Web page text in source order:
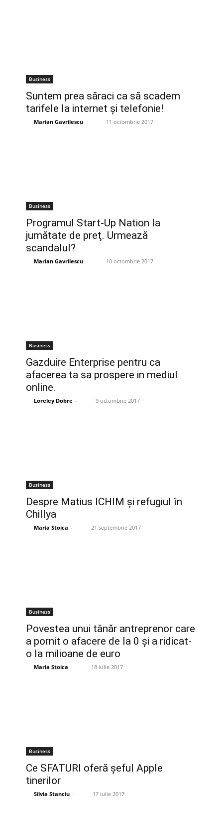
Business
Suntem prea săraci ca să scadem
tarifele la internet şi telefonie!
Marian Gavrilescu - 11 octombrie 2017
Business
Programul Start-Up Nation la
jumătate de preţ. Urmează
scandalul?
Marian Gavrilescu - 10 octombrie 2017
Business
Gazduire Enterprise pentru ca
afacerea ta sa prospere in mediul
online.
Loreley Dobre - 9 octombrie 2017
Business
Despre Matius ICHIM şi refugiul în
Chillya
Maria Stoica - 21 septembrie 2017
Business
Povestea unui tânăr antreprenor care
a pornit o afacere de la 0 şi a ridicat-
o la milioane de euro
Maria Stoica - 18 iulie 2017
Business
Ce SFATURI oferă șeful Apple
tinerilor
Silvia Stanciu - 17 iulie 2017